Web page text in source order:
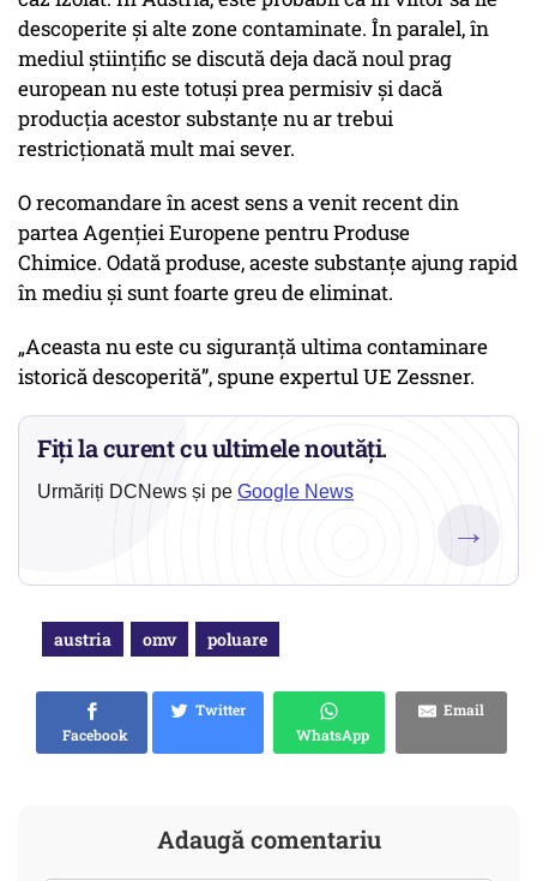
descoperite și alte zone contaminate. În paralel, în
mediul științific se discută deja dacă noul prag
european nu este totuși prea permisiv și dacă
producția acestor substanțe nu ar trebui
restricționată mult mai sever.
O recomandare în acest sens a venit recent din
partea Agenției Europene pentru Produse
Chimice. Odată produse, aceste substanțe ajung rapid
în mediu și sunt foarte greu de eliminat.
„Aceasta nu este cu siguranță ultima contaminare
istorică descoperită”, spune expertul UE Zessner.
Fiți la curent cu ultimele noutăți.
Urmăriți DCNews și pe Google News
→
austria omv poluare
Facebook
Twitter
WhatsApp
Email
Adaugă comentariu